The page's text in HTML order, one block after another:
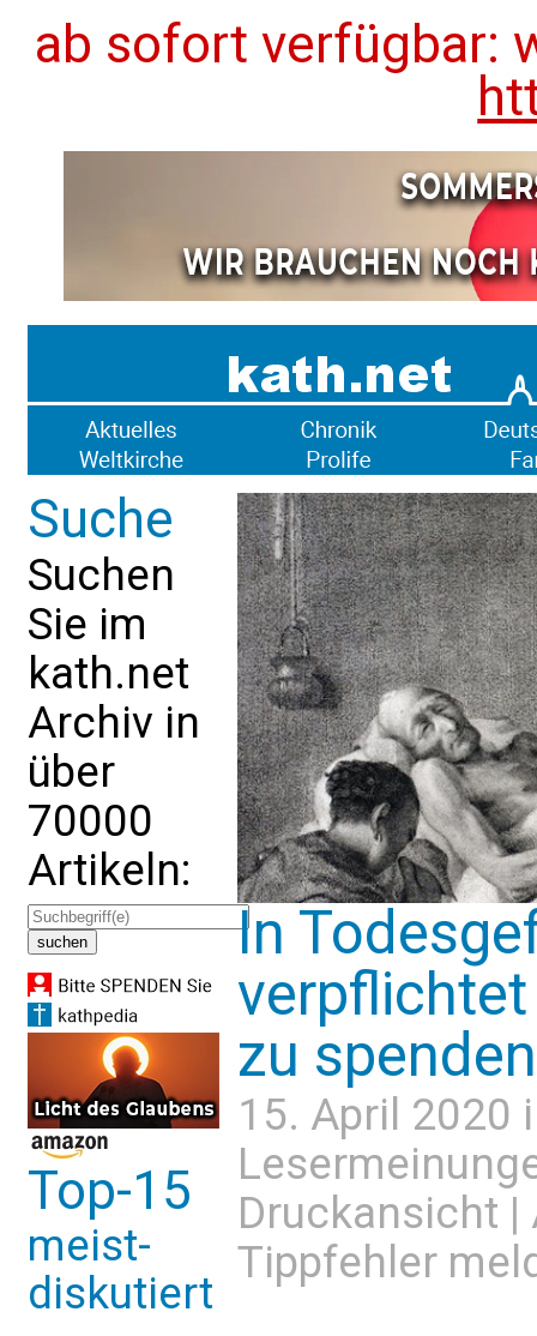
ab sofort verfügbar:
Suche
Suchen
Sie im
kath.net
Archiv in
über
70000
Artikeln:
Top-15
meist-
diskutiert
In
zu spenden
15. April 2020
Druckansicht |
Tippfehler